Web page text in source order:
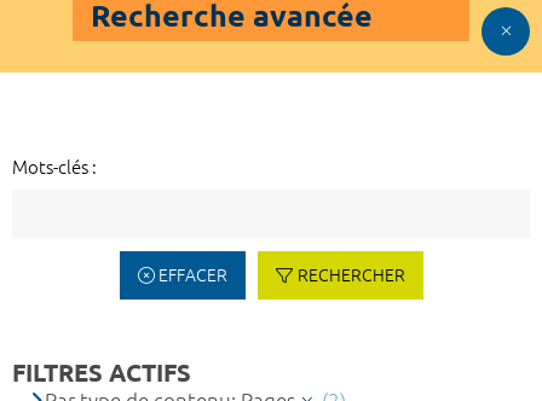
Recherche avancée
Mots-clés :
EFFACER RECHERCHER
FILTRES ACTIFS